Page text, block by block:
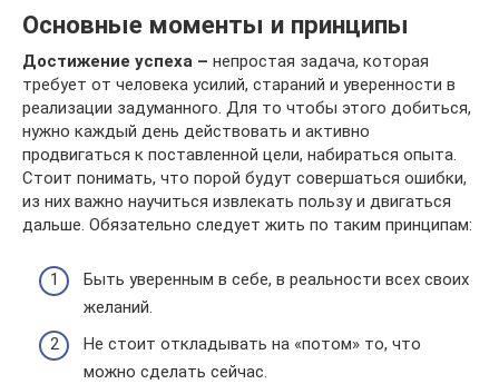
Основные моменты и принципы
Достижение успеха – непростая задача, которая
требует от человека усилий, стараний и уверенности в
реализации задуманного. Для то чтобы этого добиться,
нужно каждый день действовать и активно
продвигаться к поставленной цели, набираться опыта.
Стоит понимать, что порой будут совершаться ошибки,
из них важно научиться извлекать пользу и двигаться
дальше. Обязательно следует жить по таким принципам:
Быть уверенным в себе, в реальности всех своих
желаний.
Не стоит откладывать на «потом» то, что
можно сделать сейчас.